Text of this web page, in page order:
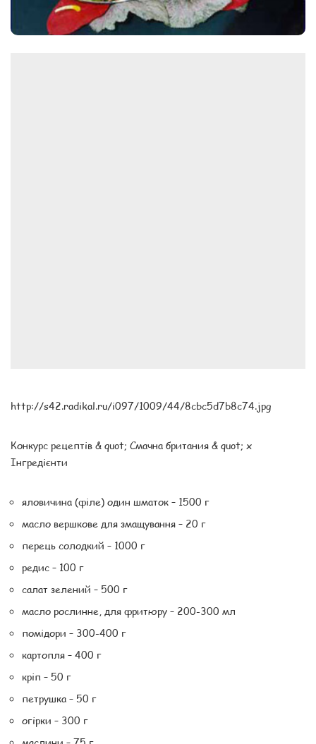
http://s42.radikal.ru/i097/1009/44/8cbc5d7b8c74.jpg
Конкурс рецептів & quot; Смачна британия & quot; x
Інгредієнти
яловичина (філе) один шматок – 1500 г
масло вершкове для змащування – 20 г
перець солодкий – 1000 г
редис – 100 г
салат зелений – 500 г
масло рослинне, для фритюру – 200-300 мл
помідори – 300-400 г
картопля – 400 г
кріп – 50 г
петрушка – 50 г
огірки – 300 г